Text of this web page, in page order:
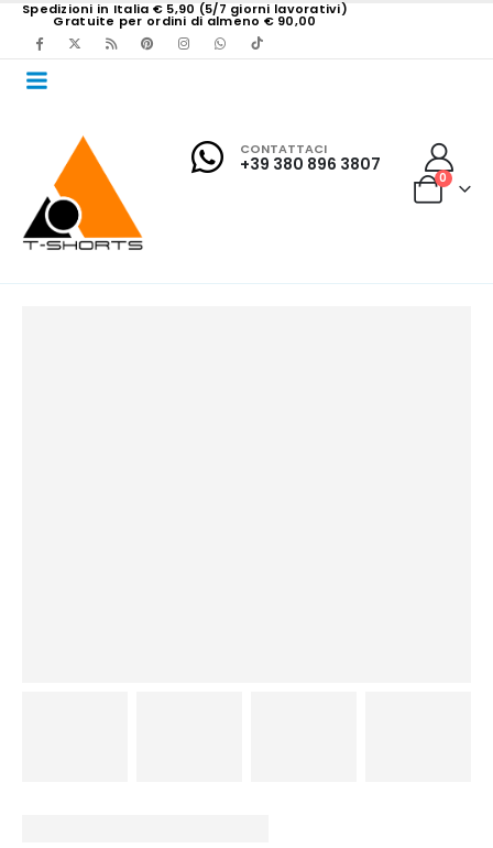
Spedizioni in Italia € 5,90 (5/7 giorni lavorativi)
Gratuite per ordini di almeno € 90,00
CONTATTACI
+39 380 896 3807
0